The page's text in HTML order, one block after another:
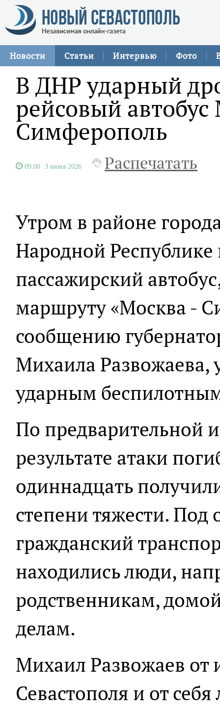
Новости Статьи Интервью Фото
В ДНР ударный
рейсовый автобус
Симферополь
09:00 3 июня 2026 Распечатать
Утром в районе
Народной
пассажирский
маршруту «Москва -
сообщению
Михаила Развожаева,
ударным
По предварительной
результате атаки
одиннадцать
степени тяжести. Под
гражданский
находились люди,
родственникам,
делам.
Михаил Развожаев от
Севастополя и от